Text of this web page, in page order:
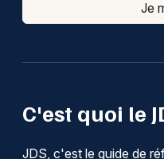
C'est quoi le
JDS, c'est le guide de
Je